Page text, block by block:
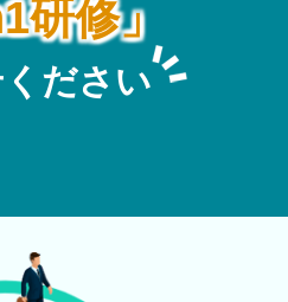
研修」
ださい